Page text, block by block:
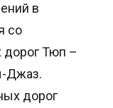
в
со
дорог Тюп –
Джаз.
дорог